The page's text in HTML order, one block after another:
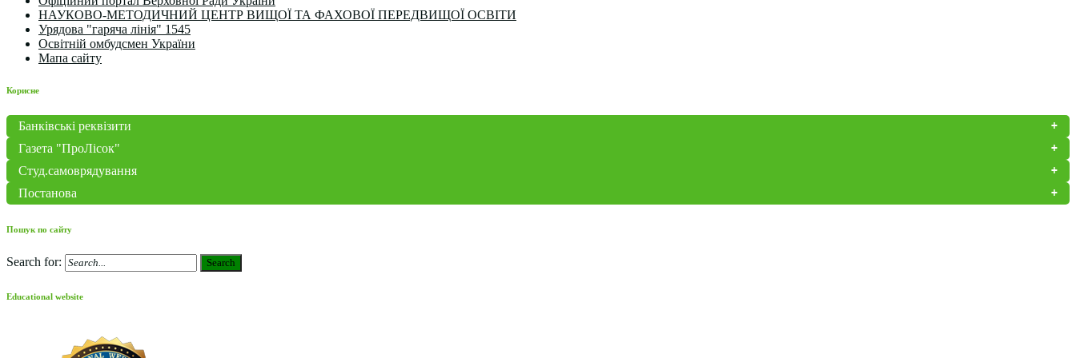
НАУКОВО-МЕТОДИЧНИЙ ЦЕНТР ВИЩОЇ ТА ФАХОВОЇ ПЕРЕДВИЩОЇ ОСВІТИ
Урядова "гаряча лінія" 1545
Освітній омбудсмен України
Мапа сайту
Корисне
Банківські реквізити
Газета "ПроЛісок"
Студ.самоврядування
Постанова
Пошук по сайту
Search for: Search
Educational website